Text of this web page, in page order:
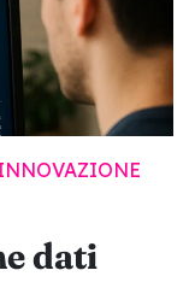
dati